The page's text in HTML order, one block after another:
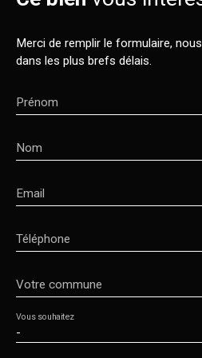
Merci de remplir le formulaire,
dans les plus brefs délais.
Prénom
Nom
Email
Téléphone
Votre commune
-
Vous souhaitez